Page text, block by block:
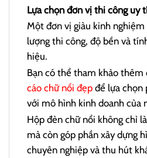
Lựa chọn đơn vị thi công uy
Một đơn vị giàu kinh
lượng thi công, độ bền và
hiệu.
Bạn có thể tham khảo thêm
cáo chữ nổi đẹp để lựa chọn
với mô hình kinh doanh của
Hộp đèn chữ nổi không chỉ
mà còn góp phần xây dựng
chuyên nghiệp và thu hút